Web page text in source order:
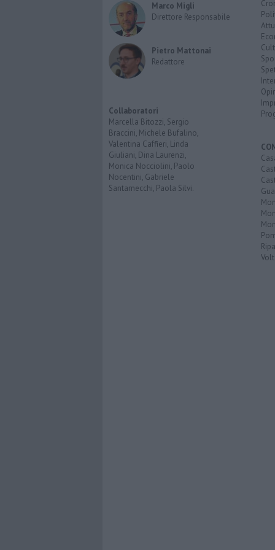
Marco Migli
Direttore Responsabile
Pietro Mattonai
Redattore
Collaboratori
Marcella Bitozzi, Sergio
Braccini, Michele Bufalino,
Valentina Caffieri, Linda
Giuliani, Dina Laurenzi,
Monica Nocciolini, Paolo
Nocentini, Gabriele
Santarnecchi, Paola Silvi.